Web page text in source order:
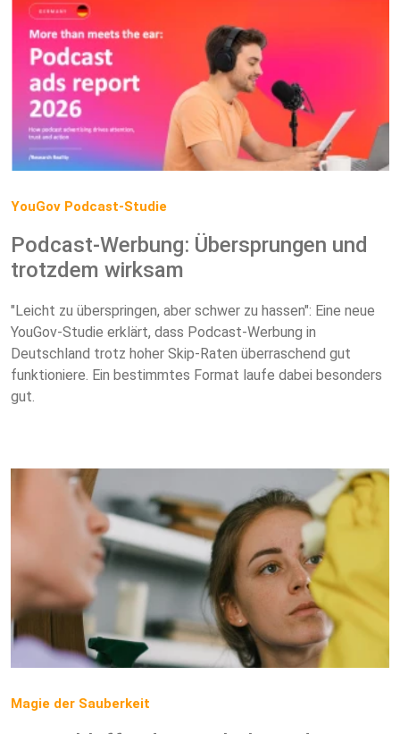
YouGov Podcast-Studie
Podcast-Werbung: Übersprungen und
trotzdem wirksam
"Leicht zu überspringen, aber schwer zu hassen": Eine neue
YouGov-Studie erklärt, dass Podcast-Werbung in
Deutschland trotz hoher Skip-Raten überraschend gut
funktioniere. Ein bestimmtes Format laufe dabei besonders
gut.
Magie der Sauberkeit